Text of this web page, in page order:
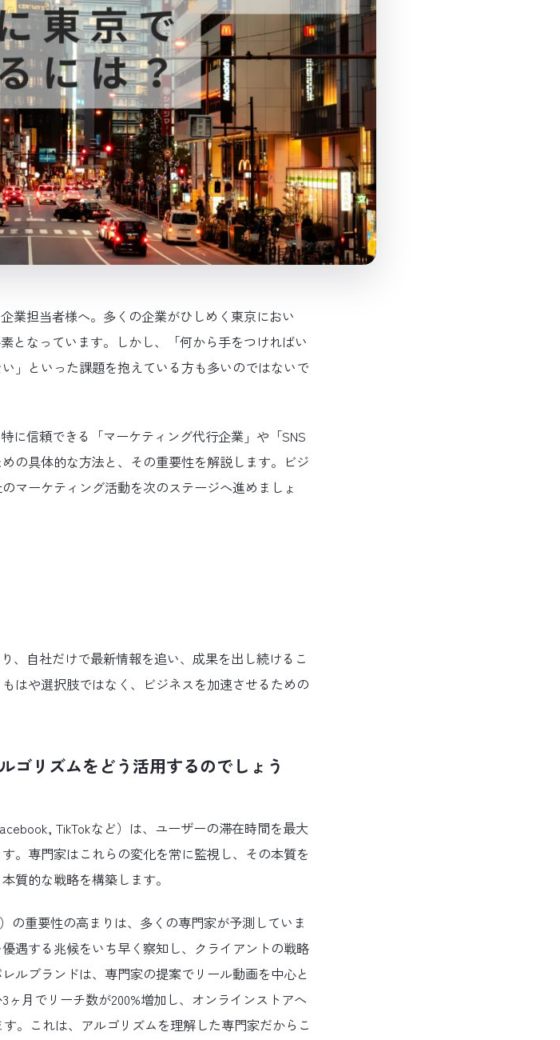
業担当者様へ。多くの企業がひしめく東京におい
となっています。しかし、「何から手をつければい
」といった課題を抱えている方も多いのではないで
に信頼できる「マーケティング代行企業」や「SNS
の具体的な方法と、その重要性を解説します。ビジ
マーケティング活動を次のステージへ進めましょ
、自社だけで最新情報を追い、成果を出し続けるこ
はや選択肢ではなく、ビジネスを加速させるための
ゴリズムをどう活用するのでしょう
TikTokなど）は、ユーザーの滞在時間を最大
。専門家はこれらの変化を常に監視し、その本質を
質的な戦略を構築します。
の重要性の高まりは、多くの専門家が予測していま
遇する兆候をいち早く察知し、クライアントの戦略
ルブランドは、専門家の提案でリール動画を中心と
月でリーチ数が200%増加し、オンラインストアへ
。これは、アルゴリズムを理解した専門家だからこ